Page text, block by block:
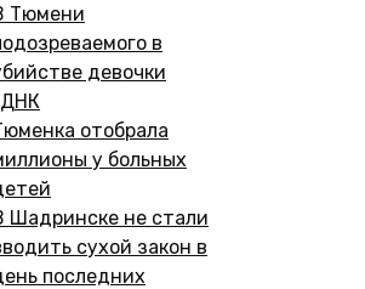
Тюмени
в
девочки
ДНК
отобрала
у больных
Шадринске не стали
сухой закон в
последних